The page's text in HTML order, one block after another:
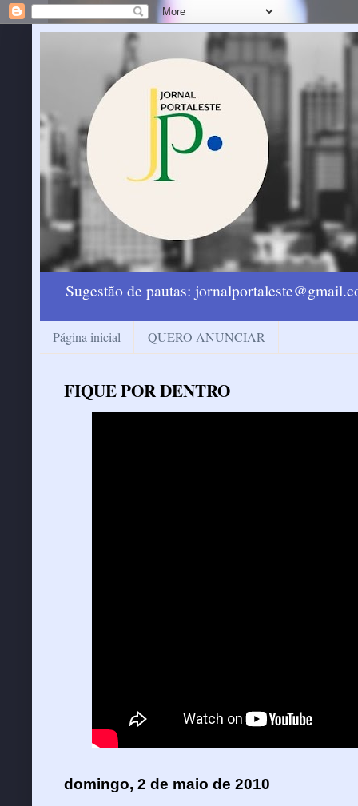
Sugestão de pautas:
Página inicial QUERO ANUNCIAR
FIQUE POR DENTRO
domingo, 2 de maio de 2010